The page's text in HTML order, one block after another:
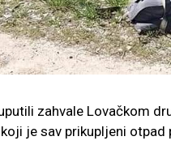
zahvale Lovačkom
je sav prikupljeni